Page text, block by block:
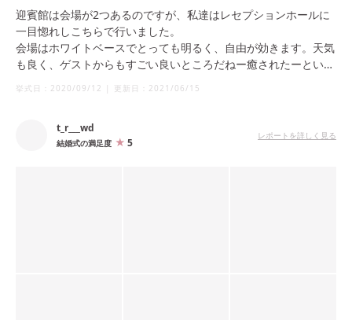
迎賓館は会場が2つあるのですが、私達はレセプションホールに
一目惚れしこちらで行いました。
会場はホワイトベースでとっても明るく、自由が効きます。天気
も良く、ゲストからもすごい良いところだねー癒されたーといっ
ーンで流すことができ、ムービーが終わるとその後ろのカーテン
が開き、森の絶景の中から私たちが入場する、というとっても素
挙式日： 2020/09/12 | 更新日： 2021/06/15
t_r___wd
結婚式の満足度 5
レポートを詳しく見る